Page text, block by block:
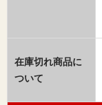
在庫切れ商品に
ついて